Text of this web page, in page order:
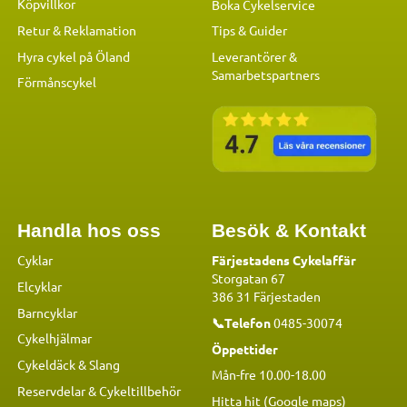
Köpvillkor
Retur & Reklamation
Hyra cykel på Öland
Förmånscykel
Boka Cykelservice
Tips & Guider
Leverantörer &
Samarbetspartners
Handla hos oss
Cyklar
Elcyklar
Barncyklar
Cykelhjälmar
Cykeldäck & Slang
Reservdelar&Cykeltillbehör
Besök & Kontakt
Färjestadens Cykelaffär
Storgatan 67
386 31 Färjestaden
📞Telefon0485-30074
Öppettider
Mån-fre 10.00-18.00
Hitta hit (Google maps)